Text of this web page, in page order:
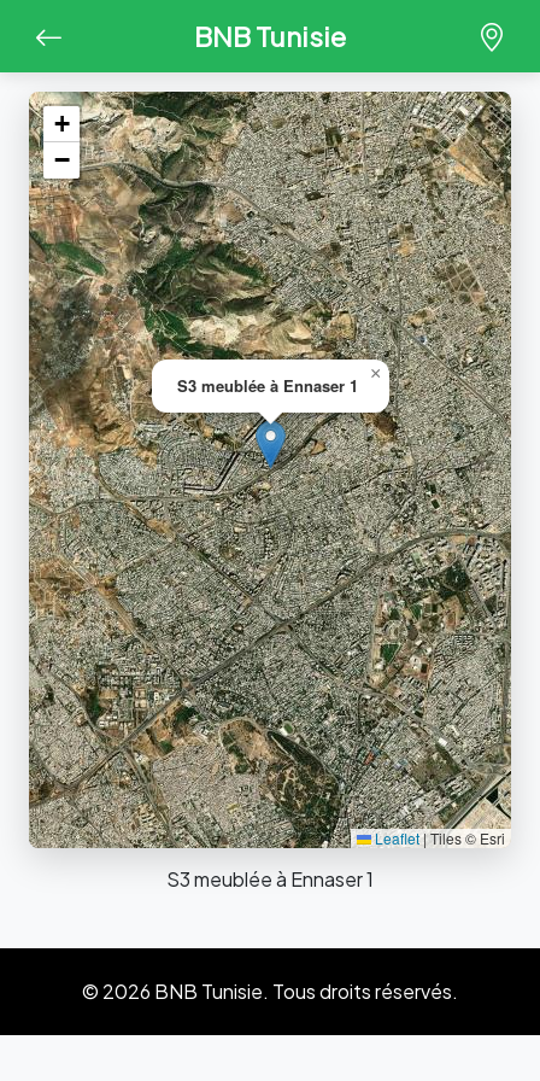
BNB Tunisie
S3 meublée à Ennaser 1
×
+
−
Leaflet|Tiles © Esri
S3 meublée à Ennaser 1
© 2026 BNB Tunisie. Tous droits réservés.